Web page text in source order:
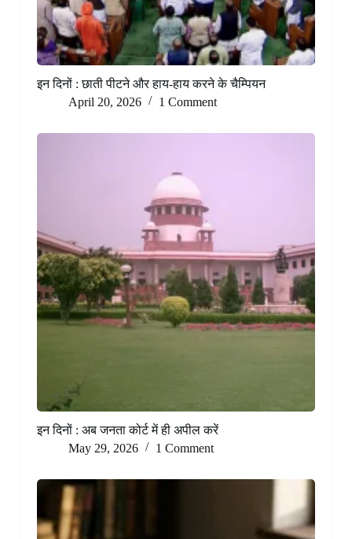
इन दिनों : छाती पीटने और हाय-हाय करने के चैम्पियन
April 20, 2026
1 Comment
इन दिनों : अब जनता कोर्ट में ही अपील करें
May 29, 2026
1 Comment